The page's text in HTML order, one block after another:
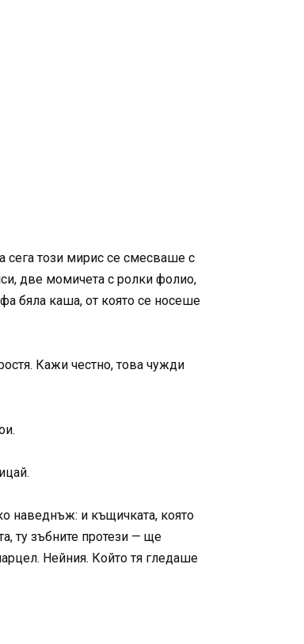
сега този мирис се смесваше с
две момичета с ролки фолио,
бяла каша, от която се носеше
Кажи честно, това чужди
наведнъж: и къщичката, която
ту зъбните протези — ще
Нейния. Който тя гледаше